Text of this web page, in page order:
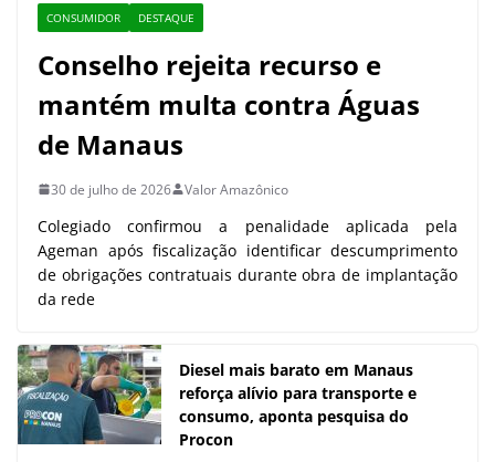
CONSUMIDOR DESTAQUE
Conselho rejeita recurso e
mantém multa contra Águas
de Manaus
30 de julho de 2026 Valor Amazônico
Colegiado confirmou a penalidade aplicada pela
Ageman após fiscalização identificar descumprimento
de obrigações contratuais durante obra de implantação
da rede
Diesel mais barato em Manaus
reforça alívio para transporte e
consumo, aponta pesquisa do
Procon